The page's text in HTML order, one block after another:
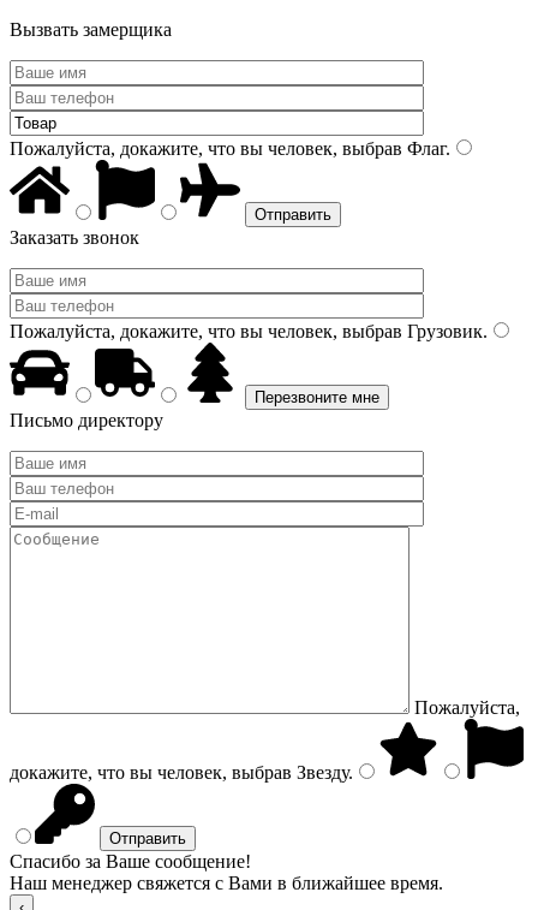
Вызвать замерщика
Пожалуйста, докажите, что вы человек, выбрав Флаг.
Заказать звонок
Пожалуйста, докажите, что вы человек, выбрав Грузовик.
Письмо директору
Пожалуйста,
докажите, что вы человек, выбрав Звезду.
Спасибо за Ваше сообщение!
Наш менеджер свяжется с Вами в ближайшее время.